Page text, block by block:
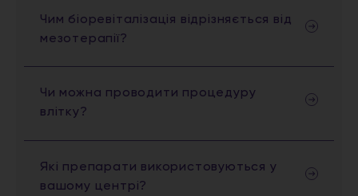
Чим біоревіталізація відрізняється від
мезотерапії?
Чи можна проводити процедуру
влітку?
Які препарати використовуються у
вашому центрі?